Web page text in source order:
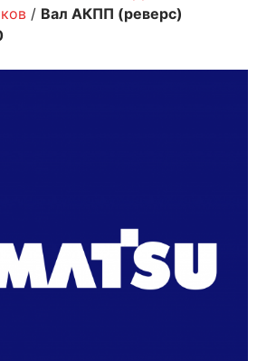
/ Вал АКПП (реверс)